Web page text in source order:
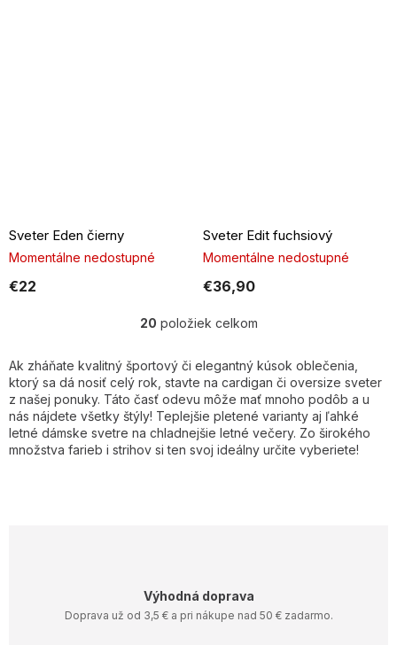
Sveter Eden čierny
Momentálne nedostupné
€22
Sveter Edit fuchsiový
Momentálne nedostupné
€36,90
O
l
á
d
a
c
i
p
i
20 položiek celkom
Ak zháňate kvalitný športový či elegantný kúsok oblečenia,
ktorý sa dá nosiť celý rok, stavte na cardigan či oversize sveter
z našej ponuky. Táto časť odevu môže mať mnoho podôb a u
nás nájdete všetky štýly! Teplejšie pletené varianty aj ľahké
letné dámske svetre na chladnejšie letné večery. Zo širokého
množstva farieb i strihov si ten svoj ideálny určite vyberiete!
Výhodná doprava
Doprava už od 3,5 € a pri nákupe nad 50 € zadarmo.